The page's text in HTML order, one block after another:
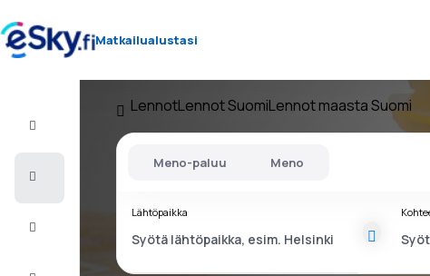
Matkailualustasi
LennotLennot SuomiLennot maasta Suomi
Meno-paluu Meno
Lähtöpaikka